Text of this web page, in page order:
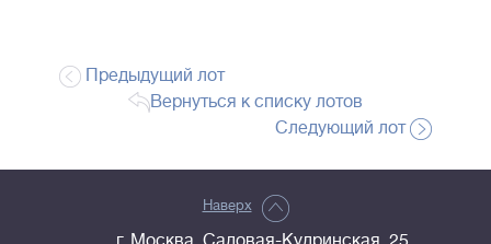
Предыдущий лот
Вернуться к списку лотов
Следующий лот
Наверх